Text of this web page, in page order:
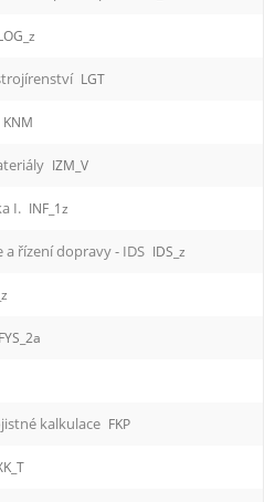
LGT
KNM
IZM_V
I. INF_1z
a řízení dopravy - IDS IDS_z
FYS_2a
kalkulace FKP